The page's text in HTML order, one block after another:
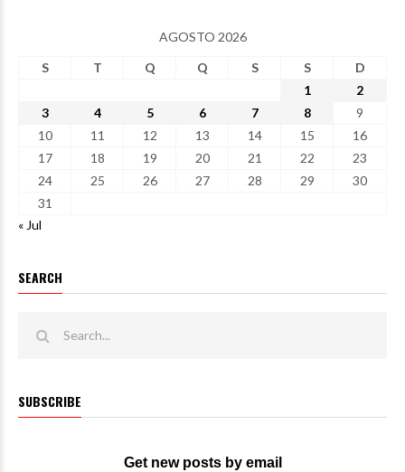
AGOSTO 2026
S
T Q Q S S
D
1
2
3
4 5 6 7 8
9
10
11 12 13 14 15
16
17
18 19 20 21 22
23
24
25 26 27 28 29
30
31
« Jul
SEARCH
SUBSCRIBE
Get new posts by email